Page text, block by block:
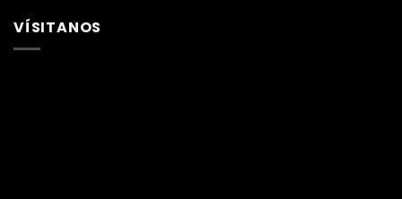
VÍSITANOS